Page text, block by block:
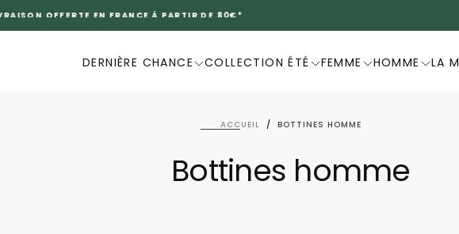
DERNIÈRE CHANCE COLLECTION ÉTÉ FEMME HOMME LA
ACCUEIL / BOTTINES HOMME
Bottines homme